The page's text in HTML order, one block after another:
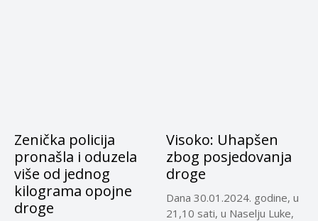
Zenička policija
pronašla i oduzela
više od jednog
kilograma opojne
droge
Visoko: Uhapšen
zbog posjedovanja
droge
Dana 30.01.2024. godine, u
21,10 sati, u Naselju Luke,